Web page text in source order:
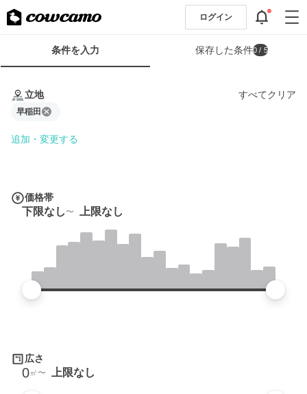
ログイン
条
条件を入力 保存した条件0 / 5
立地 すべてクリア
早稲田
追加・変更する
価格帯
下限なし 上限なし
広さ
0㎡ 上限なし